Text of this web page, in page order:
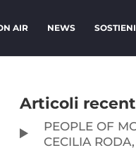
AIR NEWS
Articoli
PEOPLE OF
CECILIA